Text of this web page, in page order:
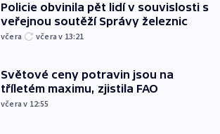
Policie obvinila pět lidí v souvislosti s
veřejnou soutěží Správy železnic
včera včera v 13:21
Světové ceny potravin jsou na
tříletém maximu, zjistila FAO
včera v 12:55